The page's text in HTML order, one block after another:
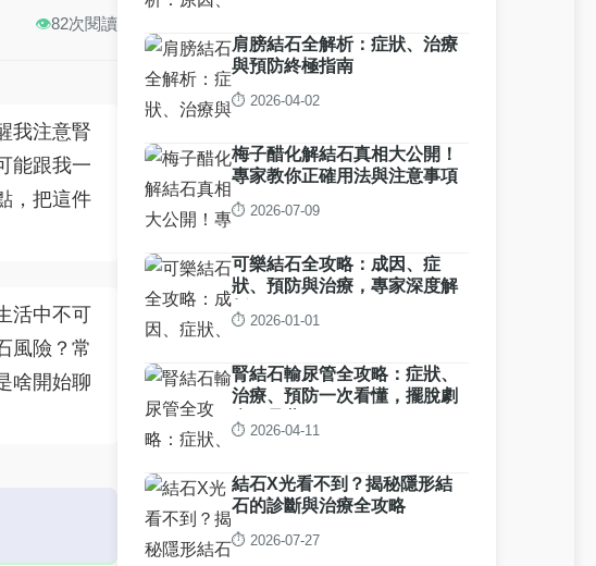
👁️82次閱讀
我注意腎
能跟我一
，把這件
活中不可
風險？常
啥開始聊
肩膀結石全解析：症狀、治療
與預防終極指南
⏱️ 2026-04-02
梅子醋化解結石真相大公開！
專家教你正確用法與注意事項
⏱️ 2026-07-09
可樂結石全攻略：成因、症
狀、預防與治療，專家深度解
析
⏱️ 2026-01-01
腎結石輸尿管全攻略：症狀、
治療、預防一次看懂，擺脫劇
痛不是夢
⏱️ 2026-04-11
結石X光看不到？揭秘隱形結
石的診斷與治療全攻略
⏱️ 2026-07-27